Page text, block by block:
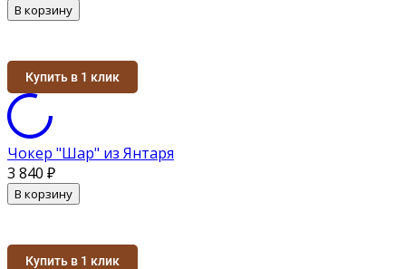
В корзину
Купить в 1 клик
Чокер "Шар" из Янтаря
3 840 ₽
В корзину
Купить в 1 клик